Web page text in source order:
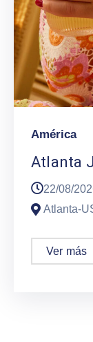
América
Atlanta
22/08/
Atlanta-
Ver más